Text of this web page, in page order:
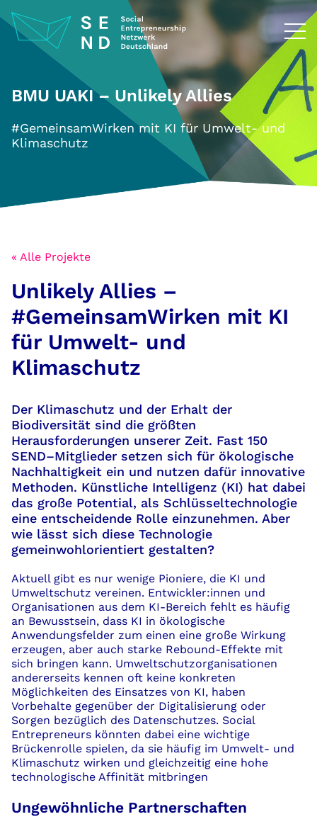
Inhalt
springen
BMU UAKI – Unlikely Allies
#GemeinsamWirken mit KI für Umwelt- und
Klimaschutz
« Alle Projekte
Unlikely Allies –
#GemeinsamWirken mit KI
für Umwelt- und
Klimaschutz
Der Klimaschutz und der Erhalt der
Biodiversität sind die größten
Herausforderungen unserer Zeit. Fast 150
SEND–Mitglieder setzen sich für ökologische
Nachhaltigkeit ein und nutzen dafür innovative
Methoden. Künstliche Intelligenz (KI) hat dabei
das große Potential, als Schlüsseltechnologie
eine entscheidende Rolle einzunehmen. Aber
wie lässt sich diese Technologie
gemeinwohlorientiert gestalten?
Aktuell gibt es nur wenige Pioniere, die KI und
Umweltschutz vereinen. Entwickler:innen und
Organisationen aus dem KI-Bereich fehlt es häufig
an Bewusstsein, dass KI in ökologische
Anwendungsfelder zum einen eine große Wirkung
erzeugen, aber auch starke Rebound-Effekte mit
sich bringen kann. Umweltschutzorganisationen
andererseits kennen oft keine konkreten
Möglichkeiten des Einsatzes von KI, haben
Vorbehalte gegenüber der Digitalisierung oder
Sorgen bezüglich des Datenschutzes. Social
Entrepreneurs könnten dabei eine wichtige
Brückenrolle spielen, da sie häufig im Umwelt- und
Klimaschutz wirken und gleichzeitig eine hohe
technologische Affinität mitbringen
Ungewöhnliche Partnerschaften